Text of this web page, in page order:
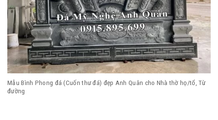
Mẫu Bình Phong đá (Cuốn thư đá) đẹp Anh Quân cho Nhà thờ họ/tổ, Từ
đường